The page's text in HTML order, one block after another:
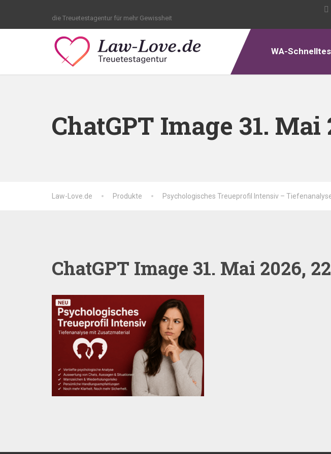
die Treuetestagentur für mehr Gewissheit
WA-
ChatGPT Image 31. Mai
Law-Love.de Produkte Psychologisches Treueprofil Intensiv –
ChatGPT Image 31. Mai 2026,